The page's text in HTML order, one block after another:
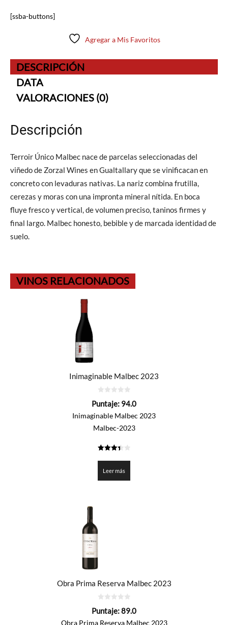
[ssba-buttons]
Agregar a Mis Favoritos
DESCRIPCIÓN
DATA
VALORACIONES (0)
Descripción
Terroir Único Malbec nace de parcelas seleccionadas del
viñedo de Zorzal Wines en Gualtallary que se vinificacan en
concreto con levaduras nativas. La nariz combina frutilla,
cerezas y moras con una impronta mineral nítida. En boca
fluye fresco y vertical, de volumen preciso, taninos firmes y
final largo. Malbec honesto, bebible y de marcada identidad de
suelo.
VINOS RELACIONADOS
Inimaginable Malbec 2023
de
Puntaje: 94.0
Inimaginable Malbec 2023
Malbec-2023
de 5
Leer más
Obra Prima Reserva Malbec 2023
de
Puntaje:89.0
Obra Prima Reserva Malbec 2023